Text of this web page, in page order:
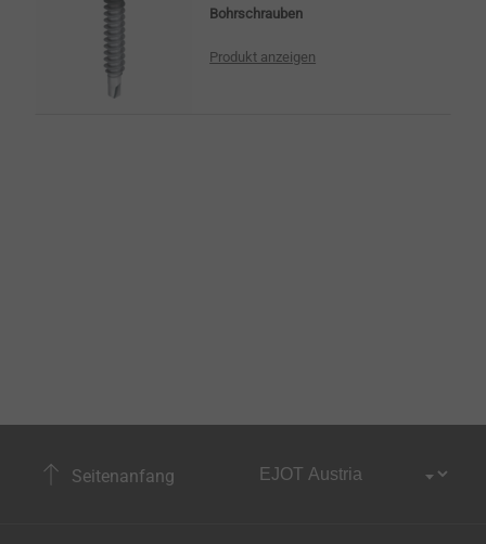
Bohrschrauben
Produkt anzeigen
Seitenanfang